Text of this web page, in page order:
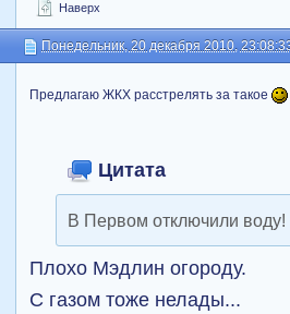
Наверх
Понедельник, 20 декабря 2010,
Предлагаю ЖКХ расстрелять за такое
Цитата
В Первом отключили воду!
Плохо Мэдлин огороду.
С газом тоже нелады...